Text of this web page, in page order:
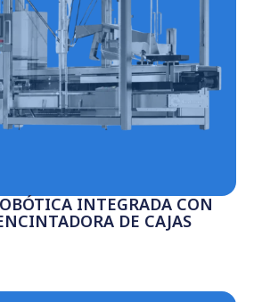
INTEGRADA CON
DE CAJAS